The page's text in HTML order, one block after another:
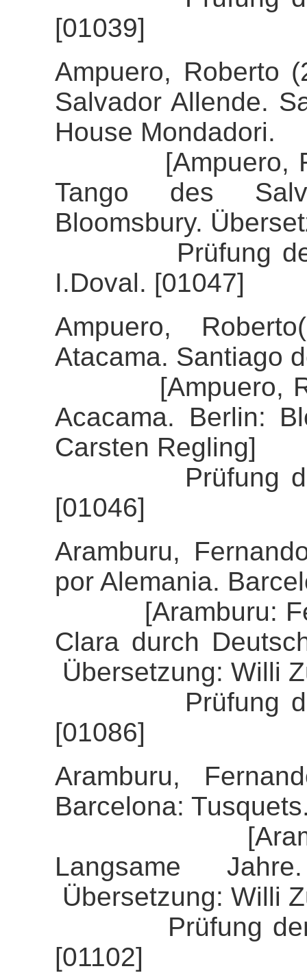
[01039]
Ampuero, Roberto
Salvador Allende.
House Mondadori.
[Ampuero,
Tango des
Bloomsbury.
Prüfung der
I.Doval. [01047]
Ampuero,
Atacama. Santiago
[Ampuero,
Acacama. Berlin:
Carsten Regling]
Prüfung der
[01046]
Aramburu,
por Alemania.
[Aramburu:
Clara durch
Übersetzung: Willi
Prüfung der
[01086]
Aramburu,
Barcelona:
[Aramburu,
Langsame
Übersetzung: Willi
Prüfung der
[01102]